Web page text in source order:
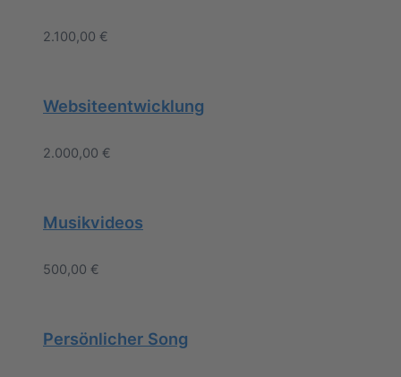
2.100,00 €
Websiteentwicklung
2.000,00 €
Musikvideos
500,00 €
Persönlicher Song